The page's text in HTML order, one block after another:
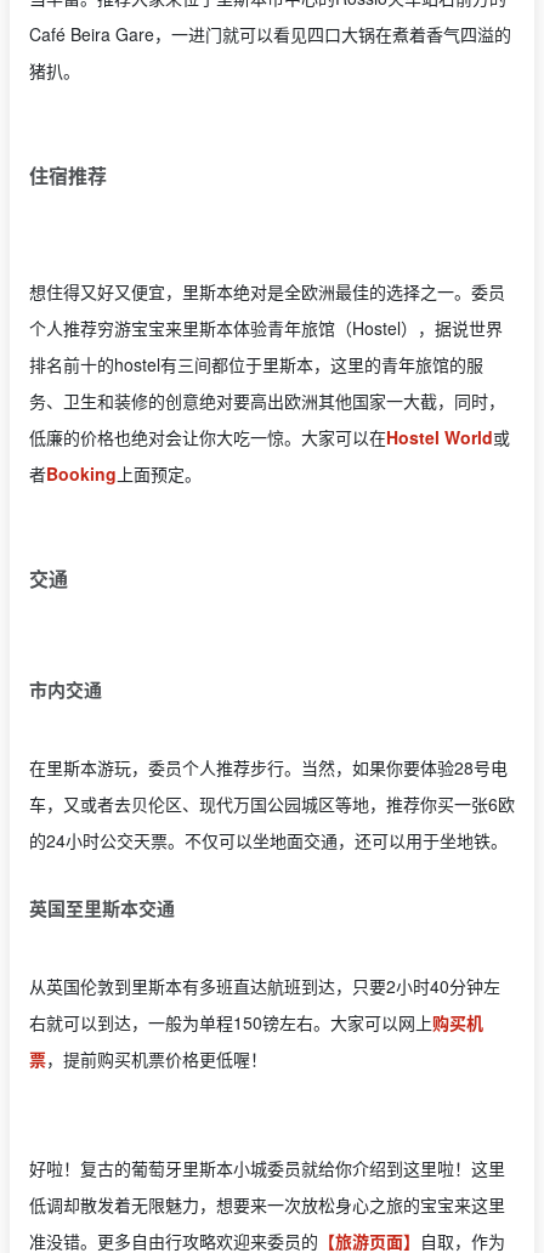
Café Beira Gare‎，一进门就可以看见四口大锅在煮着香气四溢的
猪扒。
住宿推荐
想住得又好又便宜，里斯本绝对是全欧洲最佳的选择之一。委员
个人推荐穷游宝宝来里斯本体验青年旅馆（Hostel），据说世界
排名前十的hostel有三间都位于里斯本，这里的青年旅馆的服
务、卫生和装修的创意绝对要高出欧洲其他国家一大截，同时，
低廉的价格也绝对会让你大吃一惊。大家可以在Hostel World或
者Booking 上面预定。
交通
市内交通
在里斯本游玩，委员个人推荐步行。当然，如果你要体验28号电
车，又或者去贝伦区、现代万国公园城区等地，推荐你买一张6欧
的24小时公交天票。不仅可以坐地面交通，还可以用于坐地铁。
英国至里斯本交通
从英国伦敦到里斯本有多班直达航班到达，只要2小时40分钟左
右就可以到达，一般为单程150镑左右。大家可以网上购买机
票，提前购买机票价格更低喔！
好啦！复古的葡萄牙里斯本小城委员就给你介绍到这里啦！这里
低调却散发着无限魅力，想要来一次放松身心之旅的宝宝来这里
准没错。更多自由行攻略欢迎来委员的 【旅游页面】 自取，作为